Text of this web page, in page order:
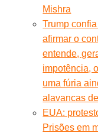
Mishra
Trump
afirmar o
entende,
impotência,
uma fúria
alavancas
EUA:
Prisões em